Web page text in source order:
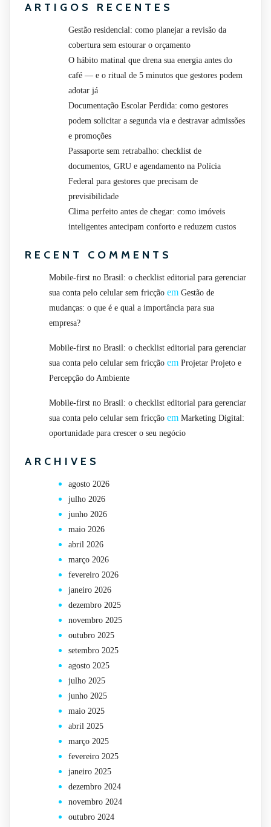
ARTIGOS RECENTES
Gestão residencial: como planejar a revisão da
cobertura sem estourar o orçamento
O hábito matinal que drena sua energia antes do
café — e o ritual de 5 minutos que gestores podem
adotar já
Documentação Escolar Perdida: como gestores
podem solicitar a segunda via e destravar admissões
e promoções
Passaporte sem retrabalho: checklist de
documentos, GRU e agendamento na Polícia
Federal para gestores que precisam de
previsibilidade
Clima perfeito antes de chegar: como imóveis
inteligentes antecipam conforto e reduzem custos
RECENT COMMENTS
Mobile-first no Brasil: o checklist editorial para gerenciar
sua conta pelo celular sem fricção em Gestão de
mudanças: o que é e qual a importância para sua
empresa?
Mobile-first no Brasil: o checklist editorial para gerenciar
sua conta pelo celular sem fricção em Projetar Projeto e
Percepção do Ambiente
Mobile-first no Brasil: o checklist editorial para gerenciar
sua conta pelo celular sem fricção em Marketing Digital:
oportunidade para crescer o seu negócio
ARCHIVES
agosto 2026
julho 2026
junho 2026
maio 2026
abril 2026
março 2026
fevereiro 2026
janeiro 2026
dezembro 2025
novembro 2025
outubro 2025
setembro 2025
agosto 2025
julho 2025
junho 2025
maio 2025
abril 2025
março 2025
fevereiro 2025
janeiro 2025
dezembro 2024
novembro 2024
outubro 2024